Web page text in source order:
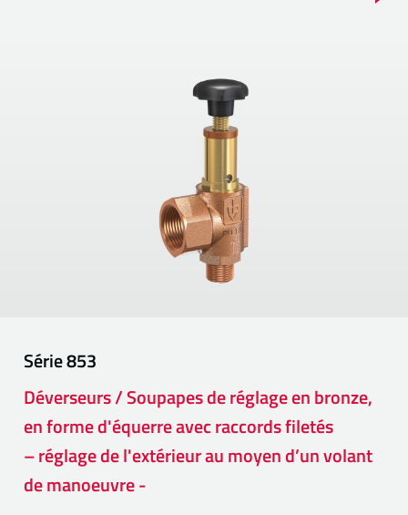
Série853
Déverseurs / Soupapes de réglage en bronze,
en forme d'équerre avec raccords filetés
– réglage de l'extérieur au moyen d’un volant
de manoeuvre -